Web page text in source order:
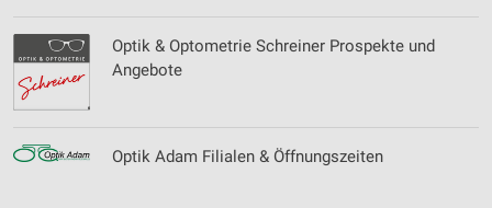
Optik & Optometrie Schreiner Prospekte und
Angebote
Optik Adam Filialen & Öffnungszeiten